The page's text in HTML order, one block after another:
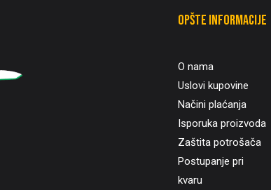
Opšte informacije
O nama
Uslovi kupovine
Načini plaćanja
Isporuka proizvoda
Zaštita potrošača
Postupanje pri
kvaru